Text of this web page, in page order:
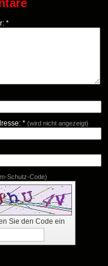
*
* (wird nicht angezeigt)
Schutz-Code)
Sie den Code ein